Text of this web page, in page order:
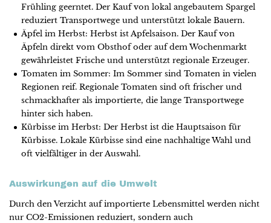
Frühling geerntet. Der Kauf von lokal angebautem Spargel
reduziert Transportwege und unterstützt lokale Bauern.
Äpfel im Herbst: Herbst ist Apfelsaison. Der Kauf von
Äpfeln direkt vom Obsthof oder auf dem Wochenmarkt
gewährleistet Frische und unterstützt regionale Erzeuger.
Tomaten im Sommer: Im Sommer sind Tomaten in vielen
Regionen reif. Regionale Tomaten sind oft frischer und
schmackhafter als importierte, die lange Transportwege
hinter sich haben.
Kürbisse im Herbst: Der Herbst ist die Hauptsaison für
Kürbisse. Lokale Kürbisse sind eine nachhaltige Wahl und
oft vielfältiger in der Auswahl.
Auswirkungen auf die Umwelt
Durch den Verzicht auf importierte Lebensmittel werden nicht
nur CO2-Emissionen reduziert, sondern auch